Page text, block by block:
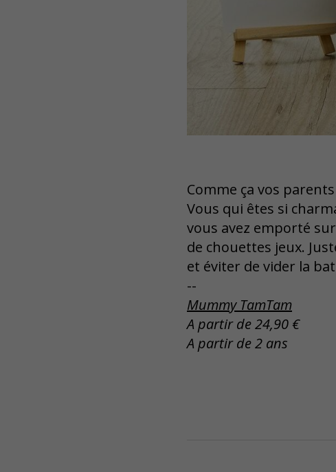
Comme ça vos
Vous qui êtes si
vous avez emporté
de chouettes jeux.
et éviter de vider la
--
Mummy TamTam
A partir de 24,90 €
A partir de 2 ans